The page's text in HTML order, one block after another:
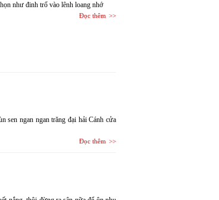
như đinh trổ vào lênh loang nhớ
Đọc thêm
sen ngan ngan trăng đại hải Cánh cửa
Đọc thêm